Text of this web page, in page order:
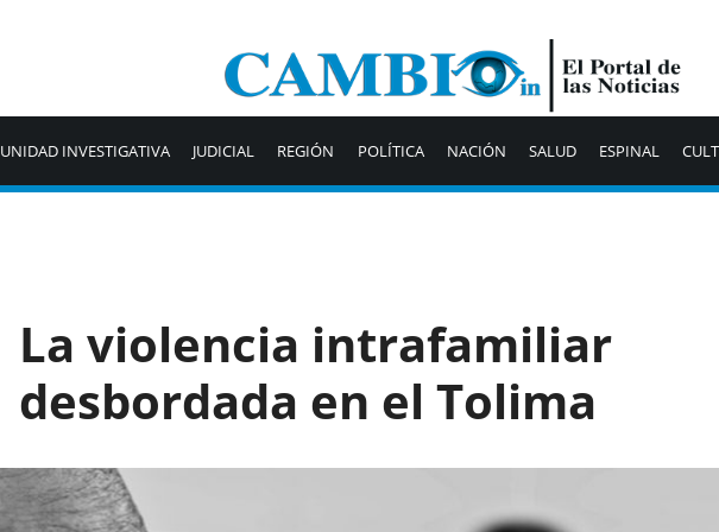
UNIDAD INVESTIGATIVA JUDICIAL REGIÓN POLÍTICA NACIÓN SALUD ESPINAL
La violencia intrafamiliar
desbordada en el Tolima